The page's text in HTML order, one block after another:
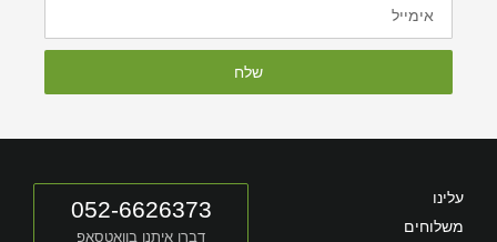
שלח
עלינו
משלוחים
052-6626373
דברו איתנו בוואטסאפ